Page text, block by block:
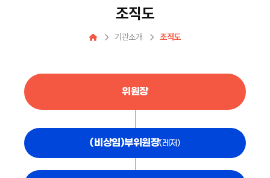
조직도
기관소개 조직도
위원장
(비상임)부위원장(레저)